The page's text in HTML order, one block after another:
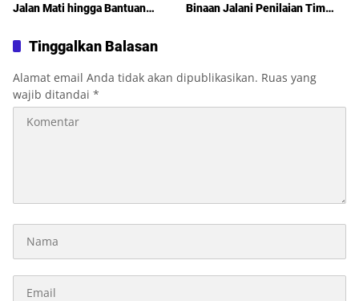
Jalan Mati hingga Bantuan
Sosperda Kemiskinan
Binaan Jalani Penilaian Tim
Tinggalkan Balasan
Alamat email Anda tidak akan dipublikasikan. Ruas yang
wajib ditandai *